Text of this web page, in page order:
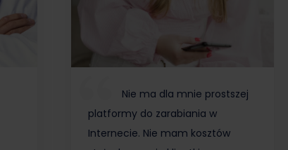
Nie ma dla mnie prostszej
platformy do zarabiania w
Internecie. Nie mam kosztów